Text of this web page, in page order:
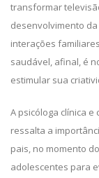
transformar
desenvolvimento
interações
saudável, afinal, é
estimular sua
A psicóloga clínica
ressalta a
pais, no momento
adolescentes para